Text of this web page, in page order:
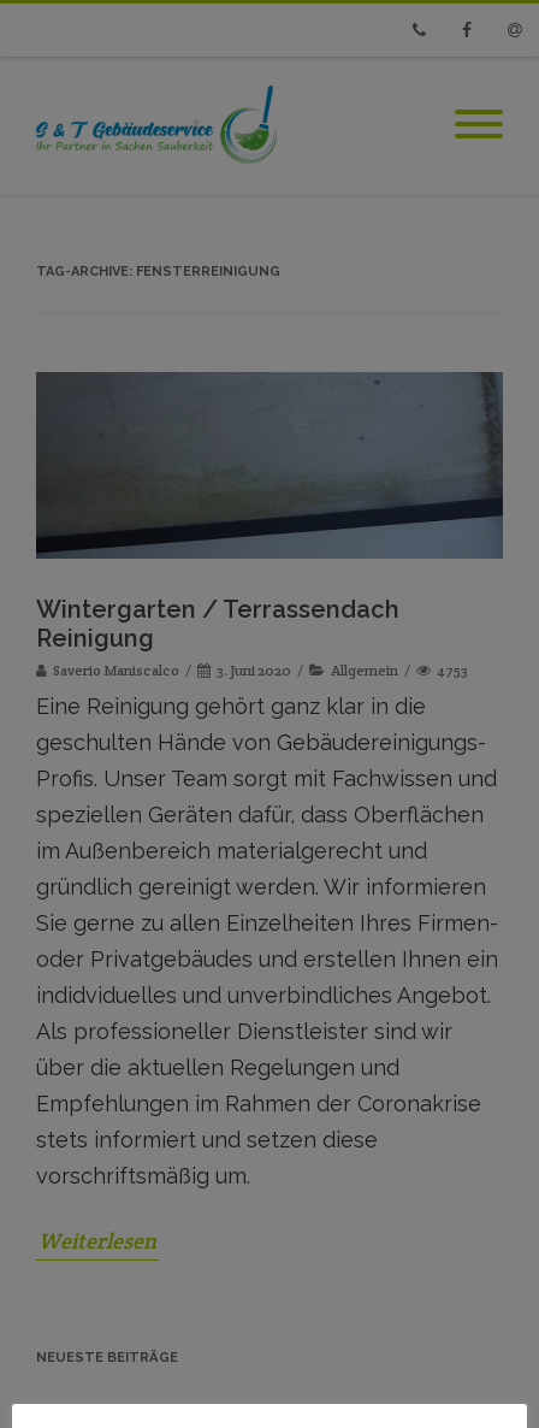
TAG-ARCHIVE: FENSTERREINIGUNG
Wintergarten / Terrassendach
Reinigung
Saverio Maniscalco 3. Juni 2020 Allgemein 4753
Eine Reinigung gehört ganz klar in die
geschulten Hände von Gebäudereinigungs-
Profis. Unser Team sorgt mit Fachwissen und
speziellen Geräten dafür, dass Oberflächen
im Außenbereich materialgerecht und
gründlich gereinigt werden. Wir informieren
Sie gerne zu allen Einzelheiten Ihres Firmen-
oder Privatgebäudes und erstellen Ihnen ein
indidviduelles und unverbindliches Angebot.
Als professioneller Dienstleister sind wir
über die aktuellen Regelungen und
Empfehlungen im Rahmen der Coronakrise
stets informiert und setzen diese
vorschriftsmäßig um.
Weiterlesen
NEUESTE BEITRÄGE